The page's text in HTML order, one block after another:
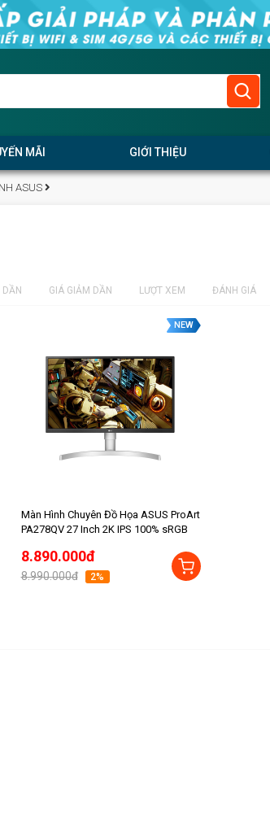
MÃI GIỚI THIỆU
ASUS
GIÁ GIẢM DẦN LƯỢT XEM ĐÁNH GIÁ
NEW
Màn Hình Chuyên Đồ Họa ASUS ProArt
PA278QV 27 Inch 2K IPS 100% sRGB
8.890.000đ
8.990.000đ 2%